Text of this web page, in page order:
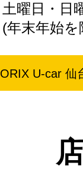
土曜日・日
(年末年始を
ORIX U-car 仙